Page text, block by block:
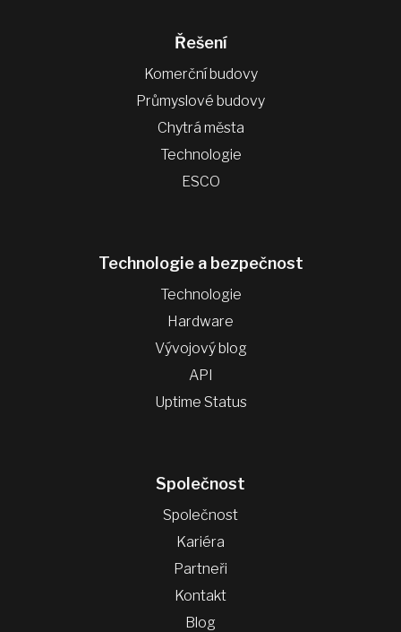
Řešení
Komerční budovy
Průmyslové budovy
Chytrá města
Technologie
ESCO
Technologie a bezpečnost
Technologie
Hardware
Vývojový blog
API
Uptime Status
Společnost
Společnost
Kariéra
Partneři
Kontakt
Blog